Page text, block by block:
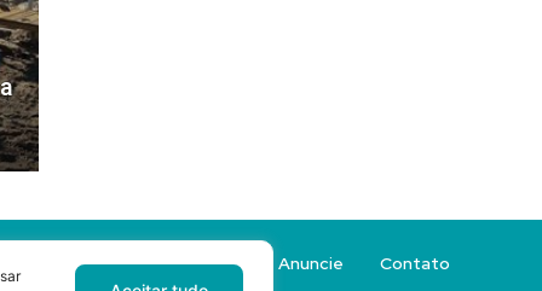
Sobre a Revista Sacada Anuncie Contato